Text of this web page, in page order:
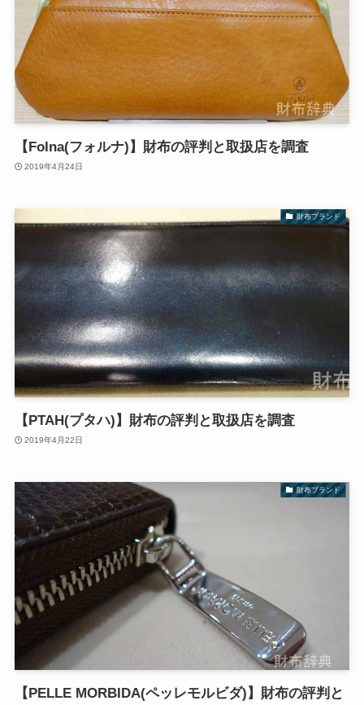
【Folna(フォルナ)】財布の評判と取扱店を調査
2019年4月24日
財布ブランド
【PTAH(プタハ)】財布の評判と取扱店を調査
2019年4月22日
財布ブランド
【PELLE MORBIDA(ペッレモルビダ)】財布の評判と